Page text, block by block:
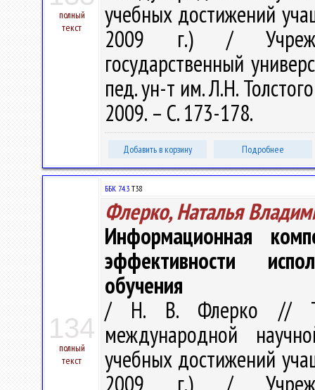
полный
текст
учебных достижений
2009 г.) /
государственный
пед. ун-т им. Л.Н.
2009. – С. 173-178.
Добавить в корзину Подробнее
134
полный
текст
ББК 74.3 Т38
Флерко, Наталья
Информационная
эффективности
обучения
/ Н. В. Флерко //
международной
учебных достижений
2009 г.) /